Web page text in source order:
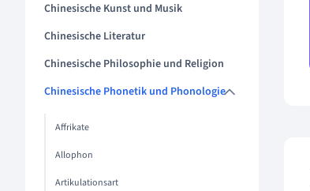
Chinesische Kunst und Musik
Chinesische Literatur
Chinesische Philosophie und Religion
Chinesische Phonetik und Phonologie
Affrikate
Allophon
Artikulationsart